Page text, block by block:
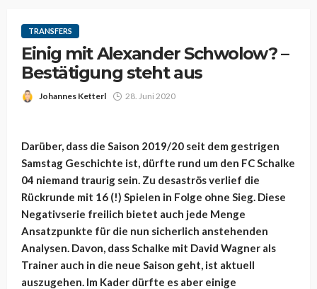
TRANSFERS
Einig mit Alexander Schwolow? –
Bestätigung steht aus
Johannes Ketterl 28. Juni 2020
Darüber, dass die Saison 2019/20 seit dem gestrigen
Samstag Geschichte ist, dürfte rund um den FC Schalke
04 niemand traurig sein. Zu desaströs verlief die
Rückrunde mit 16 (!) Spielen in Folge ohne Sieg. Diese
Negativserie freilich bietet auch jede Menge
Ansatzpunkte für die nun sicherlich anstehenden
Analysen. Davon, dass Schalke mit David Wagner als
Trainer auch in die neue Saison geht, ist aktuell
auszugehen. Im Kader dürfte es aber einige